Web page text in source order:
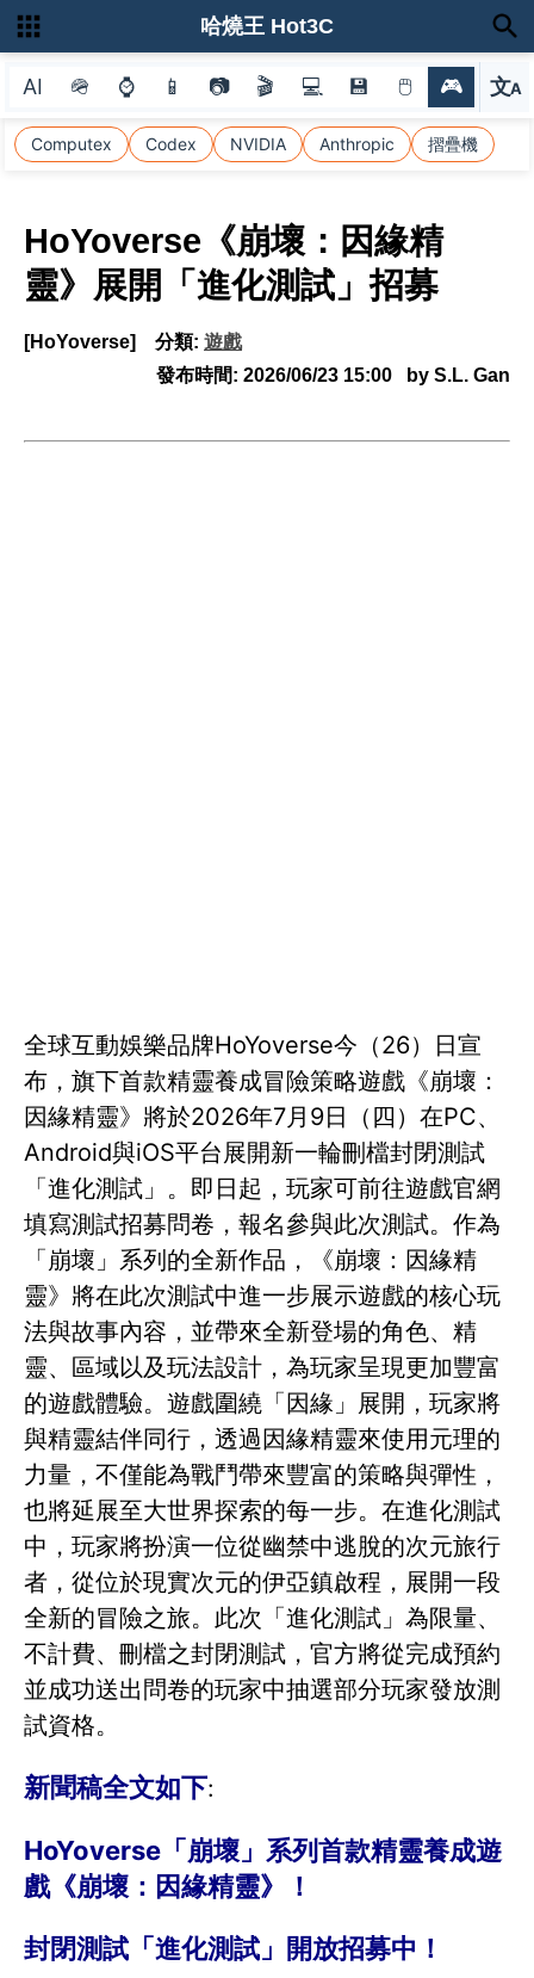
AI 🪖 ⌚ 📱 📷 🎬 💻 💾 🖱 🎮 文A
選
Computex Codex NVIDIA Anthropic 摺疊機
哈燒王 Hot3C
HoYoverse《崩壞：因緣精
靈》展開「進化測試」招募
[HoYoverse] 分類: 遊戲
發布時間: 2026/06/23 15:00 by S.L. Gan
全球互動娛樂品牌HoYoverse今（26）日宣
布，旗下首款精靈養成冒險策略遊戲《崩壞：
因緣精靈》將於2026年7月9日（四）在PC、
Android與iOS平台展開新一輪刪檔封閉測試
「進化測試」。即日起，玩家可前往遊戲官網
填寫測試招募問卷，報名參與此次測試。作為
「崩壞」系列的全新作品，《崩壞：因緣精
靈》將在此次測試中進一步展示遊戲的核心玩
法與故事內容，並帶來全新登場的角色、精
靈、區域以及玩法設計，為玩家呈現更加豐富
的遊戲體驗。遊戲圍繞「因緣」展開，玩家將
與精靈結伴同行，透過因緣精靈來使用元理的
力量，不僅能為戰鬥帶來豐富的策略與彈性，
也將延展至大世界探索的每一步。在進化測試
中，玩家將扮演一位從幽禁中逃脫的次元旅行
者，從位於現實次元的伊亞鎮啟程，展開一段
全新的冒險之旅。此次「進化測試」為限量、
不計費、刪檔之封閉測試，官方將從完成預約
並成功送出問卷的玩家中抽選部分玩家發放測
試資格。
新聞稿全文如下:
HoYoverse「崩壞」系列首款精靈養成遊
戲《崩壞：因緣精靈》！
封閉測試「進化測試」開放招募中！